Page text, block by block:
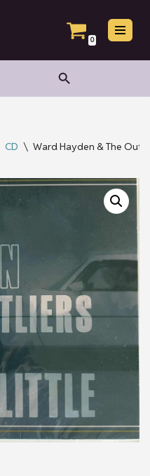
0
Search Button
CD \ Ward Hayden & The